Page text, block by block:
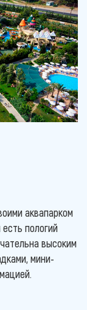
аквапарком
пологий
высоким
мини-